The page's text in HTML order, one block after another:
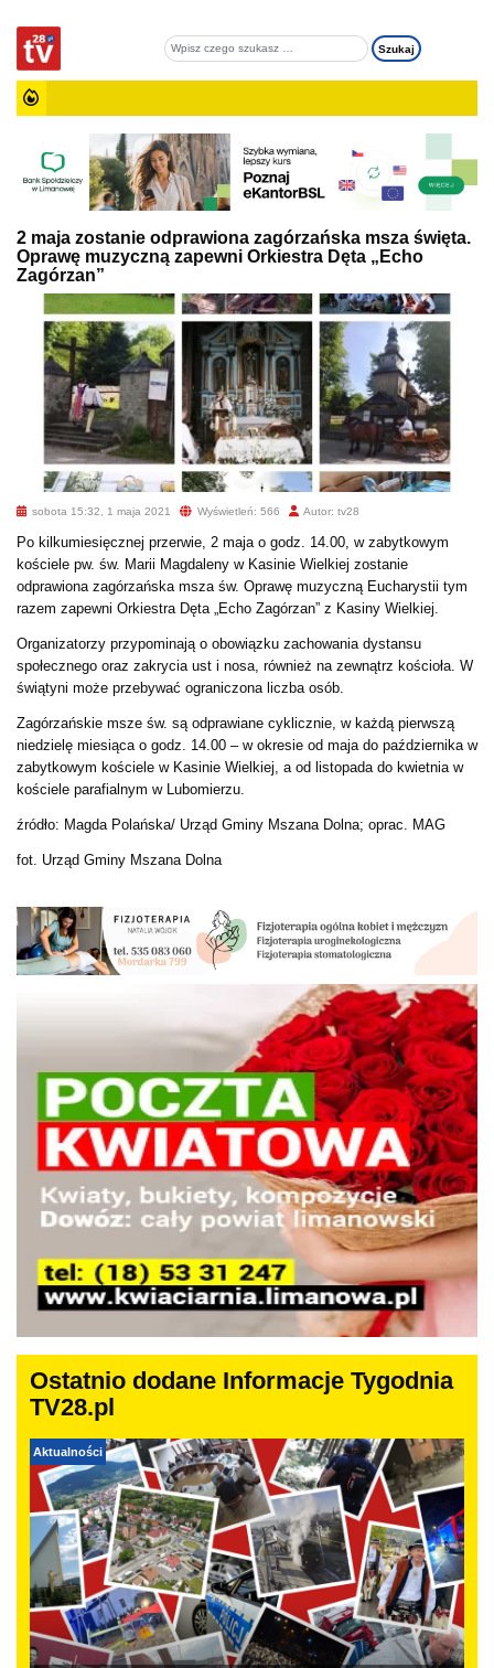
2 maja zostanie odprawiona zagórzańska msza święta.
Oprawę muzyczną zapewni Orkiestra Dęta „Echo
Zagórzan”
sobota 15:32, 1 maja 2021 Wyświetleń: 566 Autor: tv28
Po kilkumiesięcznej przerwie, 2 maja o godz. 14.00, w zabytkowym
kościele pw. św. Marii Magdaleny w Kasinie Wielkiej zostanie
odprawiona zagórzańska msza św. Oprawę muzyczną Eucharystii tym
razem zapewni Orkiestra Dęta „Echo Zagórzan” z Kasiny Wielkiej.
Organizatorzy przypominają o obowiązku zachowania dystansu
społecznego oraz zakrycia ust i nosa, również na zewnątrz kościoła. W
świątyni może przebywać ograniczona liczba osób.
Zagórzańskie msze św. są odprawiane cyklicznie, w każdą pierwszą
niedzielę miesiąca o godz. 14.00 – w okresie od maja do października w
zabytkowym kościele w Kasinie Wielkiej, a od listopada do kwietnia w
kościele parafialnym w Lubomierzu.
źródło: Magda Polańska/ Urząd Gminy Mszana Dolna; oprac. MAG
fot. Urząd Gminy Mszana Dolna
Ostatnio dodane Informacje Tygodnia
TV28.pl
Aktualności